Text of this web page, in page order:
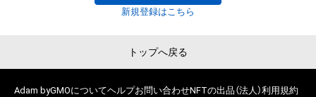
新規登録はこちら
トップへ戻る
Adam byGMOについてヘルプお問い合わせNFTの出品（法人）利用規約